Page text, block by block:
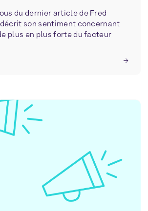
du dernier article de Fred
décrit son sentiment concernant
plus en plus forte du facteur